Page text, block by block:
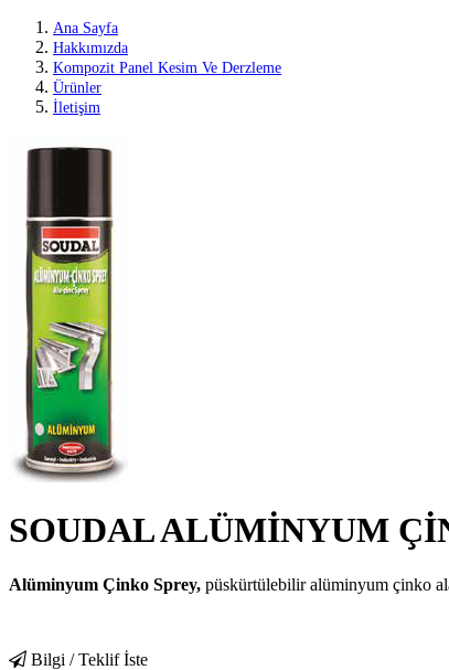
Ana Sayfa
Hakkımızda
Kompozit Panel Kesim Ve Derzleme
Ürünler
İletişim
SOUDAL ALÜMİNYUM
Alüminyum Çinko Sprey, püskürtülebilir alüminyum çinko
Bilgi / Teklif İste